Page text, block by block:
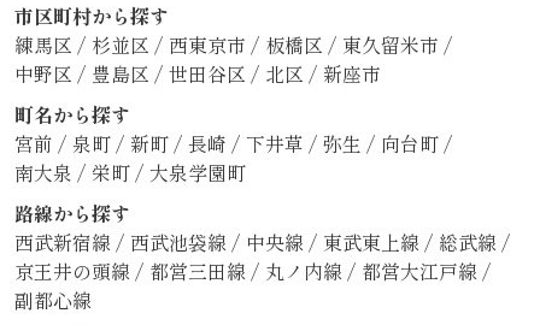
市区町村から探す
練馬区 / 杉並区 / 西東京市 / 板橋区 / 東久留米市 /
中野区 / 豊島区 / 世田谷区 / 北区 / 新座市
町名から探す
宮前 / 泉町/ 新町/ 長崎 / 下井草 / 弥生 / 向台町/
南大泉 / 栄町/ 大泉学園町
路線から探す
西武新宿線/ 西武池袋線/ 中央線/ 東武東上線/ 総武線/
京王井の頭線/ 都営三田線/ 丸ノ内線/ 都営大江戸線/
副都心線